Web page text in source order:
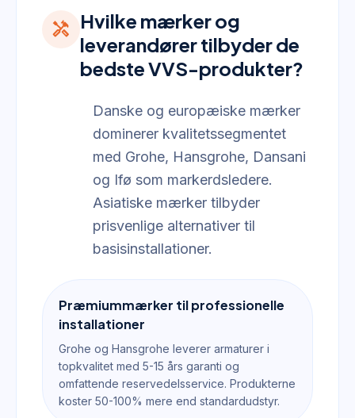
handyman Hvilke mærker og
leverandører tilbyder de
bedste VVS-produkter?
Danske og europæiske mærker
dominerer kvalitetssegmentet
med Grohe, Hansgrohe, Dansani
og Ifø som markerdsledere.
Asiatiske mærker tilbyder
prisvenlige alternativer til
basisinstallationer.
Præmiummærker til professionelle
installationer
Grohe og Hansgrohe leverer armaturer i
topkvalitet med 5-15 års garanti og
omfattende reservedelsservice. Produkterne
koster 50-100% mere end standardudstyr.